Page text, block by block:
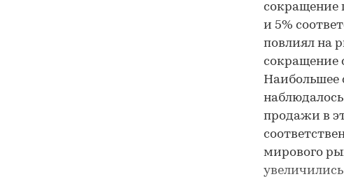
сокращение
и 5%
повлиял на
сокращение
Наибольшее
продажи в
мирового